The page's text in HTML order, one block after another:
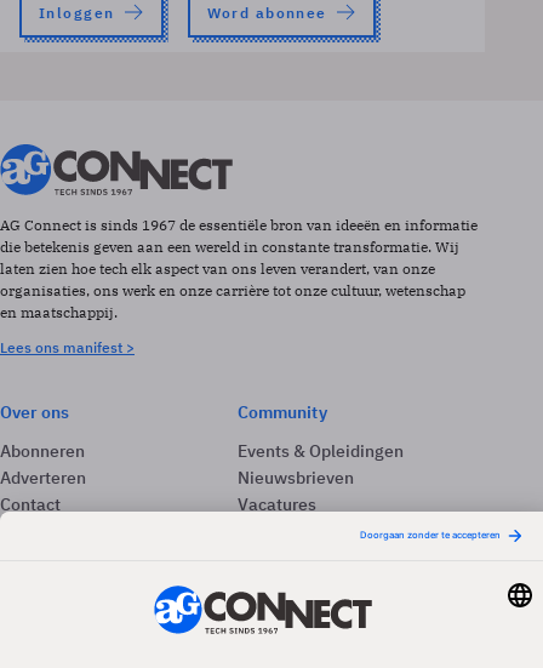
Inloggen Word abonnee
AG Connect is sinds 1967 de essentiële bron van ideeën en informatie
die betekenis geven aan een wereld in constante transformatie. Wij
laten zien hoe tech elk aspect van ons leven verandert, van onze
organisaties, ons werk en onze carrière tot onze cultuur, wetenschap
en maatschappij.
Lees ons manifest >
Over ons
Abonneren
Adverteren
Contact
Community
Events & Opleidingen
Nieuwsbrieven
Vacatures